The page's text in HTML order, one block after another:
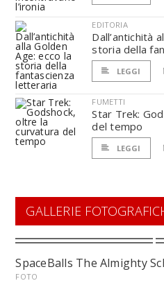
EDITORIA
Dall’antichità
storia della
LEGGI
FUMETTI
Star Trek:
del tempo
LEGGI
GALLERIE
SpaceBalls The Almighty
FOTO